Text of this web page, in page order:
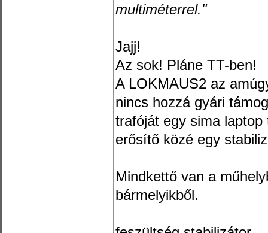
multiméterrel."
Jajj!
Az sok! Pláne TT-ben!
A LOKMAUS2 az
nincs hozzá gyári
trafóját egy sima
erősítő közé egy
Mindkettő van a
bármelyikből.